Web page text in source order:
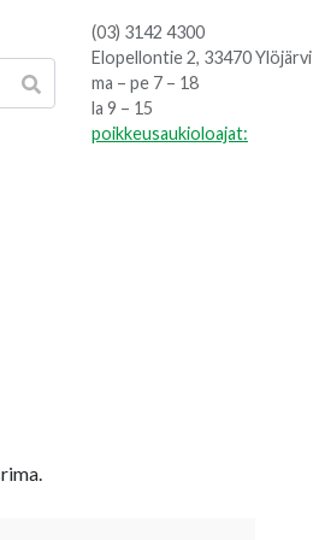
(03) 3142 4300
Elopellontie 2, 33470 Ylöjärvi
ma – pe 7 – 18
la 9 – 15
poikkeusaukioloajat: